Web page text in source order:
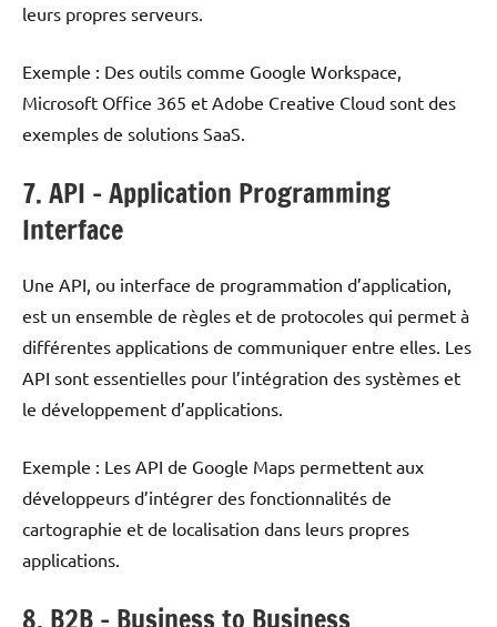
leurs propres serveurs.
Exemple : Des outils comme Google Workspace,
Microsoft Office 365 et Adobe Creative Cloud sont des
exemples de solutions SaaS.
7. API – Application Programming
Interface
Une API, ou interface de programmation d’application,
est un ensemble de règles et de protocoles qui permet à
différentes applications de communiquer entre elles. Les
API sont essentielles pour l’intégration des systèmes et
le développement d’applications.
Exemple : Les API de Google Maps permettent aux
développeurs d’intégrer des fonctionnalités de
cartographie et de localisation dans leurs propres
applications.
8. B2B – Business to Business